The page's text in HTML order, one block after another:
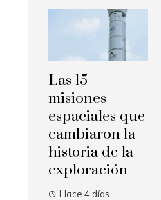
Las 15
misiones
espaciales que
cambiaron la
historia de la
exploración
Hace 4 días